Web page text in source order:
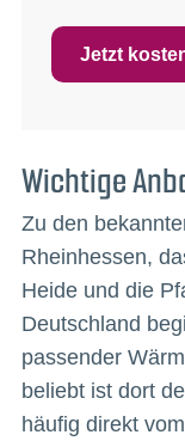
Jetzt
Wichtige
Zu den
Rheinhessen,
Heide und die
Deutschland
passender
beliebt ist dort
häufig direkt